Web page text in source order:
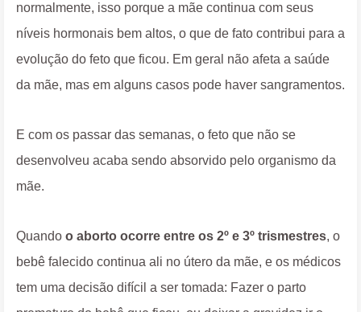
normalmente, isso porque a mãe continua com seus
níveis hormonais bem altos, o que de fato contribui para a
evolução do feto que ficou. Em geral não afeta a saúde
da mãe, mas em alguns casos pode haver sangramentos.
E com os passar das semanas, o feto que não se
desenvolveu acaba sendo absorvido pelo organismo da
mãe.
Quando o aborto ocorre entre os 2º e 3º trismestres, o
bebê falecido continua ali no útero da mãe, e os médicos
tem uma decisão difícil a ser tomada: Fazer o parto